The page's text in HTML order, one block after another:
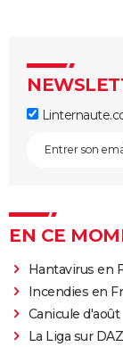
EN CE
Hantavirus en
Incendies en
Canicule d'août
La Liga sur